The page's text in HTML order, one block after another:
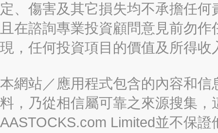
定、傷害及其它損失均不承擔任
且在諮詢專業投資顧問意見前勿
現，任何投資項目的價值及所得收
本網站／應用程式包含的內容和
料，乃從相信屬可靠之來源搜集
AASTOCKS.com Limited並不保